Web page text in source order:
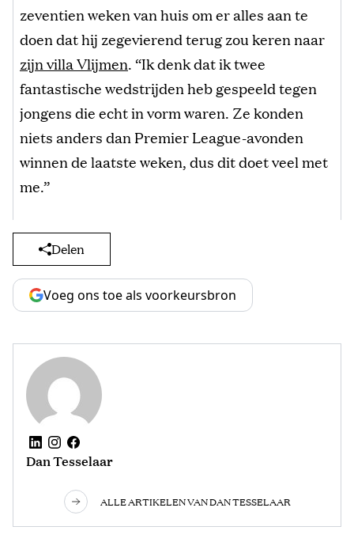
zeventien weken van huis om er alles aan te
doen dat hij zegevierend terug zou keren naar
zijn villa Vlijmen. “Ik denk dat ik twee
fantastische wedstrijden heb gespeeld tegen
jongens die echt in vorm waren. Ze konden
niets anders dan Premier League-avonden
winnen de laatste weken, dus dit doet veel met
me.”
Delen
Voeg ons toe als voorkeursbron
Dan Tesselaar
ALLE ARTIKELEN VAN DAN TESSELAAR